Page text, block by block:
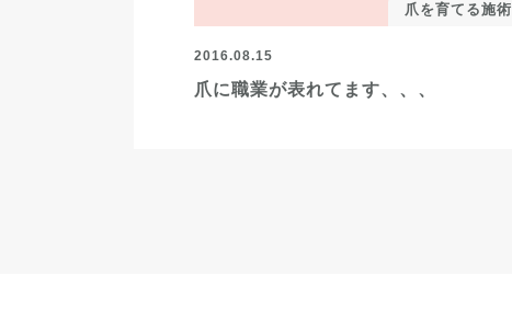
爪を育てる施術
2016.08.15
爪に職業が表れてます、、、